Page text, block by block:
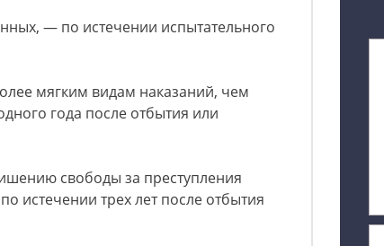
— по истечении испытательного
мягким видам наказаний, чем
года после отбытия или
свободы за преступления
истечении трех лет после отбытия